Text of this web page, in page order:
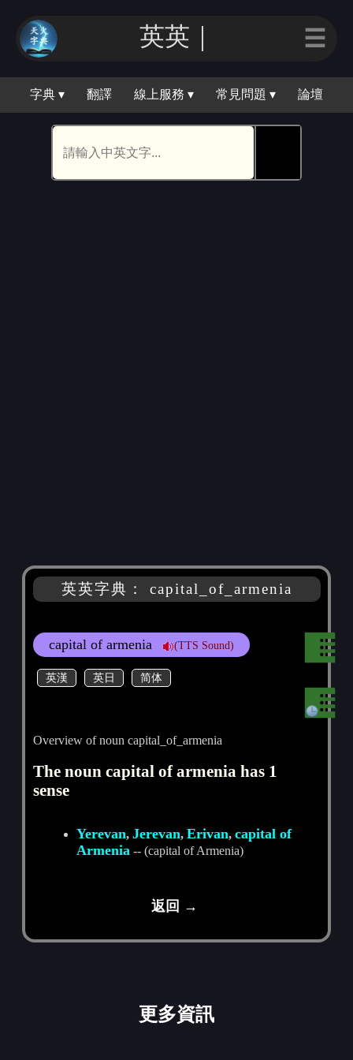
英英｜ ☰
字典 ▾ 翻譯 線上服務 ▾ 常見問題 ▾ 論壇
英英字典： capital_of_armenia
capital of armenia (TTS Sound)
英漢 英日 简体
Overview of noun capital_of_armenia
The noun capital of armenia has 1
sense
Yerevan,Jerevan,Erivan,capital of
Armenia -- (capital of Armenia)
返回 →
更多資訊